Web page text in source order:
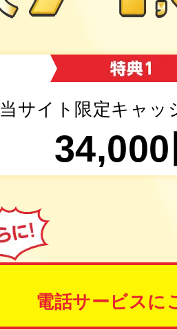
当サイト限定キャッ
34,000
電話サービスに